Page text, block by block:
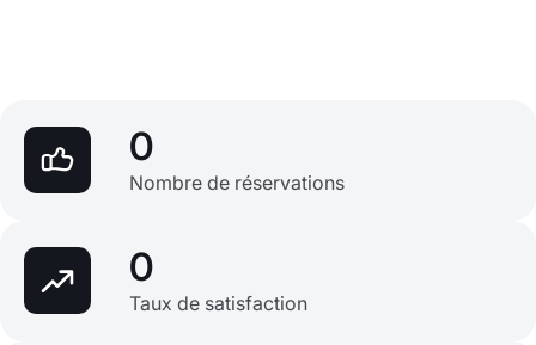
0
Nombre de réservations
0
Taux de satisfaction